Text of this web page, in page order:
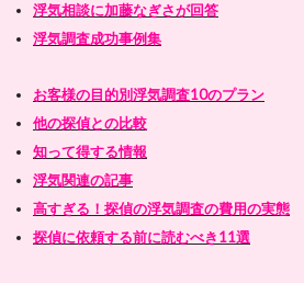
浮気相談に加藤なぎさが回答
浮気調査成功事例集
お客様の目的別浮気調査10のプラン
他の探偵との比較
知って得する情報
浮気関連の記事
高すぎる！探偵の浮気調査の費用の実態
探偵に依頼する前に読むべき11選